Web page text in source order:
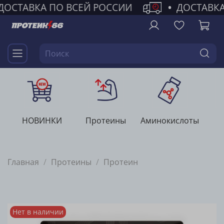
ПО ВСЕЙ РОССИИ •
НОВИНКИ Протеины Аминокислоты
Главная Протеины Протеин
Нет в наличии